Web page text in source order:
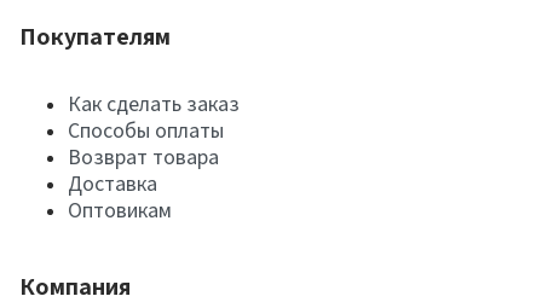
Покупателям
Как сделать заказ
Способы оплаты
Возврат товара
Доставка
Оптовикам
Компания